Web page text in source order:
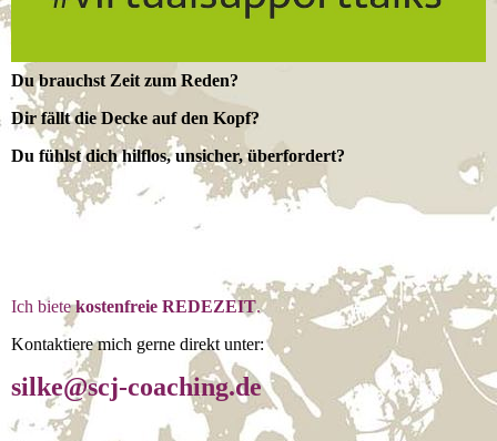
Du brauchst Zeit zum Reden?
Dir fällt die Decke auf den Kopf?
Du fühlst dich hilflos, unsicher, überfordert?
Ich bietekostenfreie REDEZEIT.
Kontaktiere mich gerne direkt unter:
silke@scj-coaching.de